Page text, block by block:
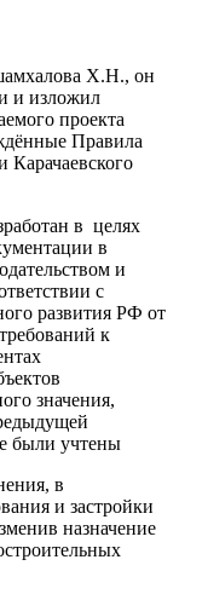
Х.Н., он
и изложил
проекта
Правила
Карачаевского
в целях
в
и
с
развития РФ от
к
значения,
были учтены
в
и застройки
назначение